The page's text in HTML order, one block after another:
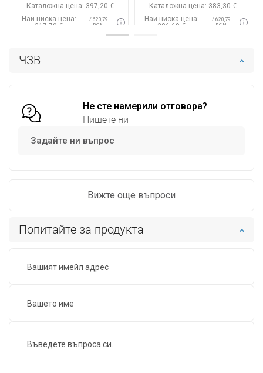
ЧЗВ
Не сте намерили отговора?
Пишете ни
Задайте ни въпрос
Вижте още въпроси
Попитайте за продукта
Каталожна цена: 397,20 €
Най-ниска цена:
317,79 €
/ 620,79
BGN
Добави в количката
Каталожна цена: 383,30 €
Най-ниска цена:
306,69 €
/ 620,79
BGN
Добави в количката